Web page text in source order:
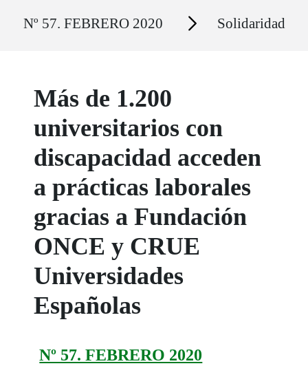
Nº 57. FEBRERO 2020 Secciones Solidaridad
Más de 1.200
universitarios con
discapacidad acceden
a prácticas laborales
gracias a Fundación
ONCE y CRUE
Universidades
Españolas
Nº 57. FEBRERO 2020